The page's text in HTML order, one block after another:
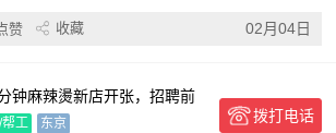
赞 收藏 02月04日
钟麻辣燙新店开张，招聘前
员3名，有想法的联系
工 东京 拨打电话